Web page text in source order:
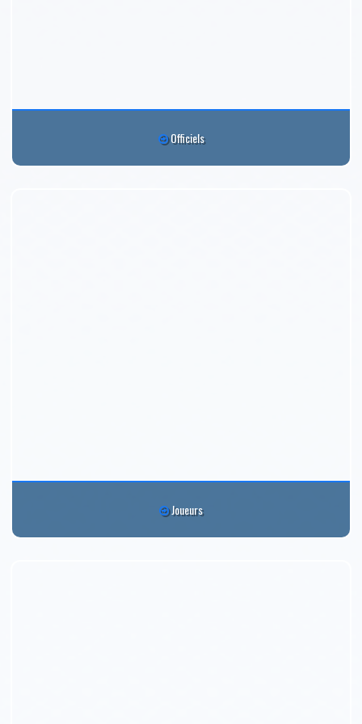
Officiels
Joueurs